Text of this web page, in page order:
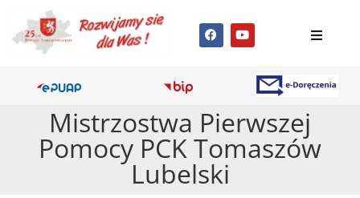
Mistrzostwa Pierwszej
Pomocy PCK Tomaszów
Lubelski